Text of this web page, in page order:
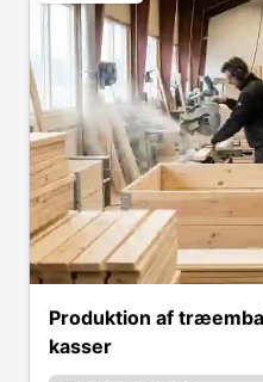
Produktion af
kasser